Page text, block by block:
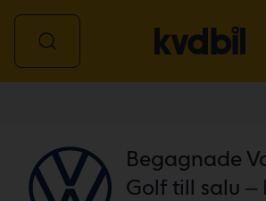
Begagnade
Golf till salu –